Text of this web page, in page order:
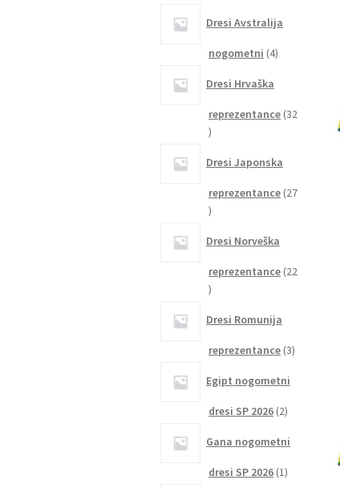
Dresi Avstralija
nogometni 44
Dresi Hrvaška
reprezentance 32
32
Dresi Japonska
reprezentance 27
27
Dresi Norveška
reprezentance 22
22
Dresi Romunija
reprezentance 33
Egipt nogometni
dresi SP 2026 22
Gana nogometni
dresi SP 2026 11